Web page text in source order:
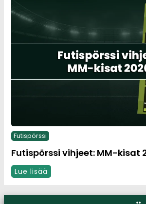
Futispörssi
Futispörssi vihjeet: MM-kisat
Lue lisää